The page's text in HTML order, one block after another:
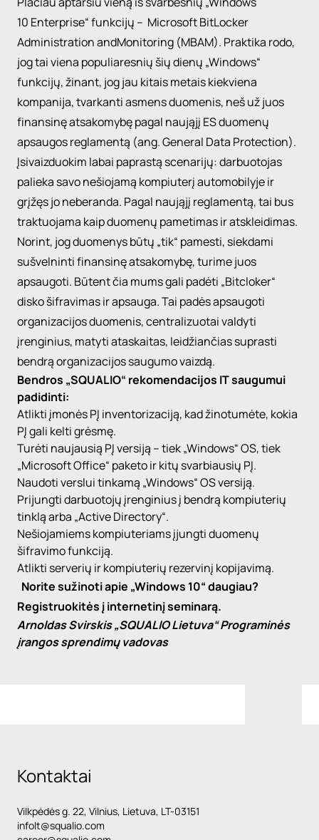
10 Enterprise“funkcijų – MicrosoftBitLocker
AdministrationandMonitoring (MBAM). Praktika rodo,
jog tai viena populiaresnių šių dienų „Windows“
funkcijų, žinant, jog jau kitais metais kiekviena
kompanija, tvarkanti asmens duomenis, neš už juos
finansinę atsakomybę pagal naująjį ES duomenų
apsaugos reglamentą (ang.General Data Protection).
Įsivaizduokim labai paprastą scenarijų: darbuotojas
palieka savo nešiojamą kompiuterį automobilyje ir
grįžęs jo neberanda. Pagal naująjį reglamentą, tai bus
traktuojama kaip duomenų pametimas ir atskleidimas.
Norint, jog duomenys būtų „tik“ pamesti, siekdami
sušvelninti finansinę atsakomybę, turime juos
apsaugoti. Būtent čia mums gali padėti „Bitcloker“
disko šifravimas ir apsauga. Tai padės apsaugoti
organizacijos duomenis, centralizuotai valdyti
įrenginius, matyti ataskaitas, leidžiančias suprasti
bendrą organizacijos saugumo vaizdą.
Bendros „SQUALIO“ rekomendacijos IT saugumui
padidinti:
Atlikti įmonėsPĮ inventorizaciją, kad žinotumėte, kokia
PĮgali kelti grėsmę.
Turėti naujausią PĮversiją – tiek„Windows“ OS, tiek
„MicrosoftOffice“ paketo ir kitų svarbiausių PĮ.
Naudoti verslui tinkamą „Windows“ OS versiją.
Prijungti darbuotojų įrenginius į bendrą kompiuterių
tinklą arba „ActiveDirectory“.
Nešiojamiems kompiuteriams įjungti duomenų
šifravimo funkciją.
Atlikti serverių ir kompiuterių rezervinį kopijavimą.
Norite sužinoti apie „Windows 10“ daugiau?
Registruokitės įinternetinį seminarą.
Arnoldas Svirskis„SQUALIO Lietuva“ Programinės
įrangos sprendimų vadovas
Kontaktai
Vilkpėdės g. 22, Vilnius, Lietuva, LT-03151
infolt@squalio.com